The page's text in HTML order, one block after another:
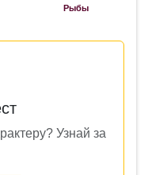
Рыбы
Узнай за